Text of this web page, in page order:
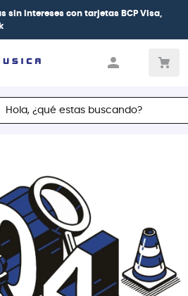
sin intereses con tarjetas BCP Visa,
¿qué estas buscando?